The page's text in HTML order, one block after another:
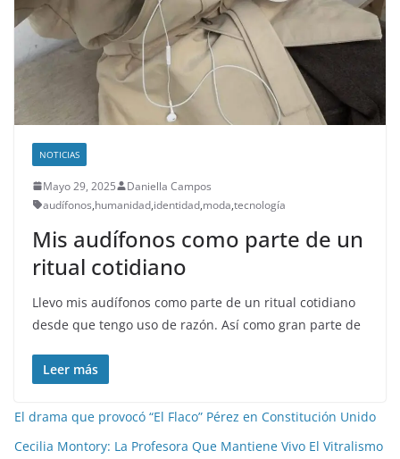
NOTICIAS
Mayo 29, 2025
Daniella Campos
audífonos,humanidad,identidad,moda,tecnología
Mis audífonos como parte de un
ritual cotidiano
Llevo mis audífonos como parte de un ritual cotidiano
desde que tengo uso de razón. Así como gran parte de
Leer más
El drama que provocó “El Flaco” Pérez en Constitución Unido
Cecilia Montory: La Profesora Que Mantiene Vivo El Vitralismo